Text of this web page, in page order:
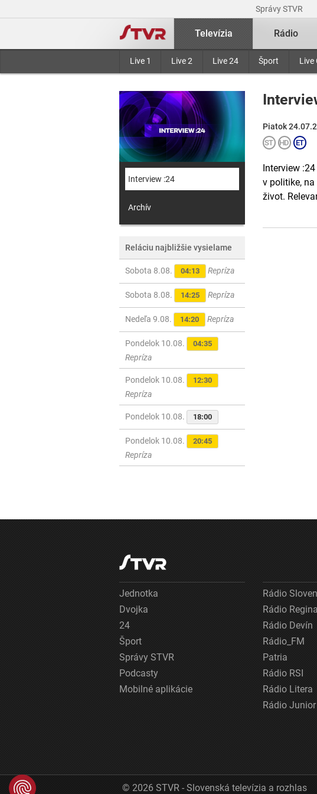
Správy STVR
Televízia
Live 1 Live 2 Live 24 Šport Live
Rádio
Interview :24
Archív
Reláciu najbližšie vysielame
Sobota 8.08. 04:13 Repríza
Sobota 8.08. 14:25 Repríza
Nedeľa 9.08. 14:20 Repríza
Pondelok 10.08. 04:35
Repríza
Pondelok 10.08. 12:30
Repríza
Pondelok 10.08. 18:00
Pondelok 10.08. 20:45
Repríza
Piatok
Interview
v politike,
život.
Jednotka
Dvojka
24
Šport
Správy STVR
Podcasty
Mobilné aplikácie
Rádio
Rádio Regina
Rádio Devín
Rádio_FM
Patria
Rádio RSI
Rádio Litera
Rádio Junior
© 2026 STVR - Slovenská televízia a rozhlas